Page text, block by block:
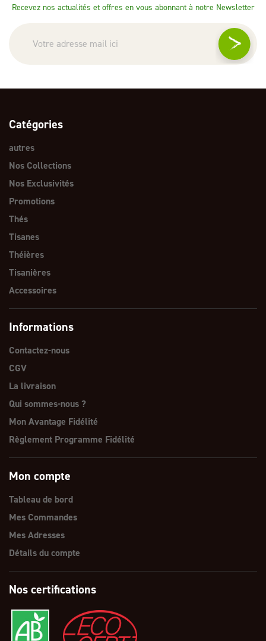
Recevez nos actualités et offres en vous abonnant à notre Newsletter
Catégories
autres
Nos Collections
Nos Exclusivités
Promotions
Thés
Tisanes
Théières
Tisanières
Accessoires
Informations
Contactez-nous
CGV
La livraison
Qui sommes-nous ?
Mon Avantage Fidélité
Règlement Programme Fidélité
Mon compte
Tableau de bord
Mes Commandes
Mes Adresses
Détails du compte
Nos certifications